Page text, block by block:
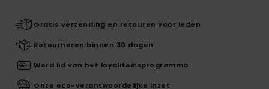
Gratis verzending en retouren voor leden
Retourneren binnen 30 dagen
Word lid van het loyaliteitsprogramma
Onze eco-verantwoordelijke inzet